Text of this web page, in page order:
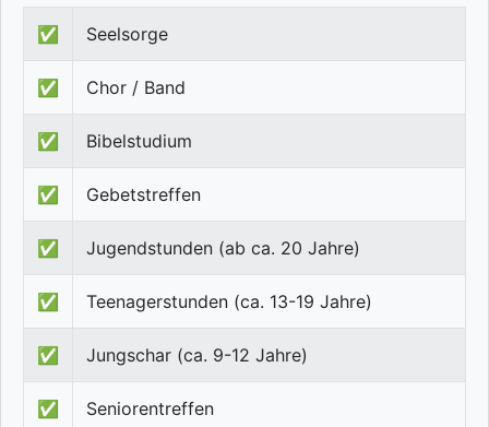
✅ Seelsorge
✅ Chor / Band
✅ Bibelstudium
✅ Gebetstreffen
✅ Jugendstunden (ab ca. 20 Jahre)
✅ Teenagerstunden (ca. 13-19 Jahre)
✅ Jungschar (ca. 9-12 Jahre)
✅ Seniorentreffen